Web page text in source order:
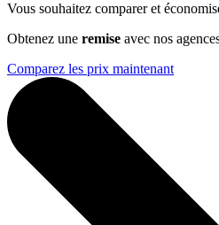
Vous souhaitez comparer et
Obtenez une remise avec nos
Comparez les prix maintenant